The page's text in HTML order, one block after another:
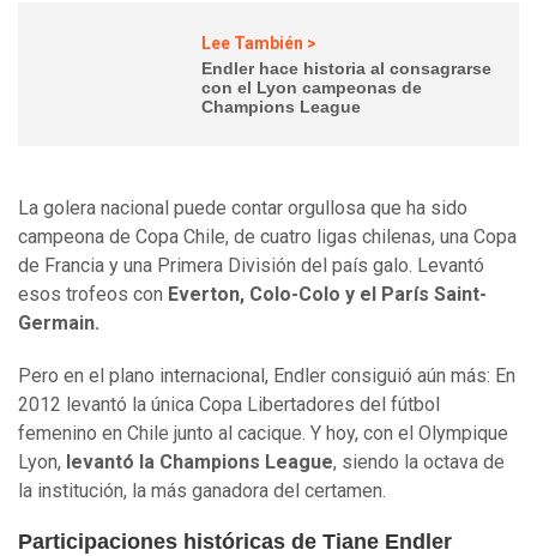
Lee También >
Endler hace historia al consagrarse
con el Lyon campeonas de
Champions League
La golera nacional puede contar orgullosa que ha sido
campeona de Copa Chile, de cuatro ligas chilenas, una Copa
de Francia y una Primera División del país galo. Levantó
esos trofeos con Everton, Colo-Colo y el París Saint-
Germain.
Pero en el plano internacional, Endler consiguió aún más: En
2012 levantó la única Copa Libertadores del fútbol
femenino en Chile junto al cacique. Y hoy, con el Olympique
Lyon, levantó la Champions League, siendo la octava de
la institución, la más ganadora del certamen.
Participaciones históricas de Tiane Endler